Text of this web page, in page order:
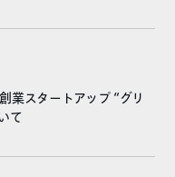
スタートアップ “グリ
て